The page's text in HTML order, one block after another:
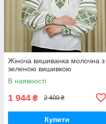
Жіноча вишиванка молочна з
зеленою вишивкою
В наявності
1 944 ₴ 2 400 ₴
Купити